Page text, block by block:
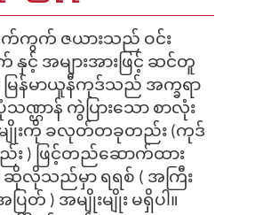
က်ကွက် ဇယားသည် ဝင်း
င့် အများအားဖြင့် ဆင်တူ
မြန်မာယူနီကုဒ်သည် အက္ခရာ
ဏ္ဌာန် ကွဲပြားသော စာလုံး
မျိုးကို ခလုတ်တခုတည်း (ကုဒ်
) ဖြင့်တည်ဆောက်ထား
ဆိုလိုသည်မှာ ရရစ် ( အကြီး
ြတ် ) အမျိုးမျိုး မရှိပါ။